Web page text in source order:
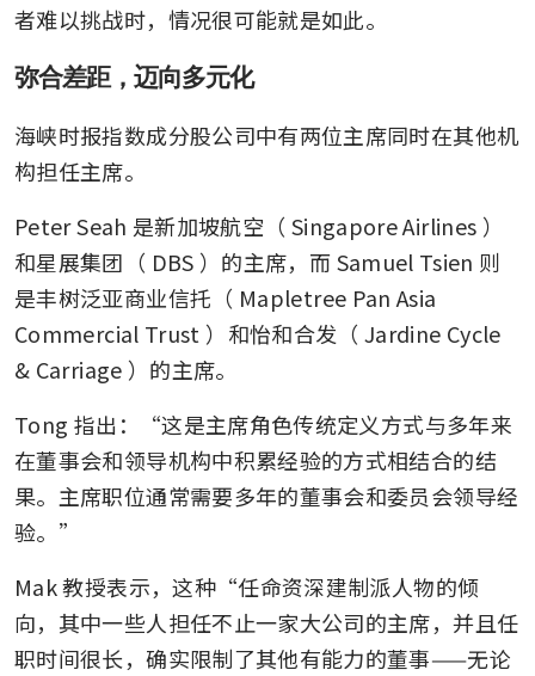
者难以挑战时，情况很可能就是如此。
弥合差距，迈向多元化
海峡时报指数成分股公司中有两位主席同时在其他机
构担任主席。
Peter Seah 是新加坡航空（ Singapore Airlines ）
和星展集团（ DBS ）的主席，而 Samuel Tsien 则
是丰树泛亚商业信托（ Mapletree Pan Asia
Commercial Trust ）和怡和合发（ Jardine Cycle
& Carriage ）的主席。
Tong 指出：“这是主席角色传统定义方式与多年来
在董事会和领导机构中积累经验的方式相结合的结
果。主席职位通常需要多年的董事会和委员会领导经
验。”
Mak 教授表示，这种“任命资深建制派人物的倾
向，其中一些人担任不止一家大公司的主席，并且任
职时间很长，确实限制了其他有能力的董事——无论